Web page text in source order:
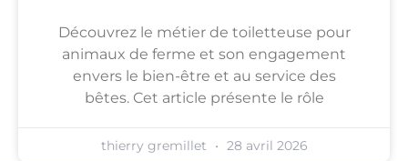
Découvrez le métier de toiletteuse pour
animaux de ferme et son engagement
envers le bien-être et au service des
bêtes. Cet article présente le rôle
thierry gremillet 28 avril 2026